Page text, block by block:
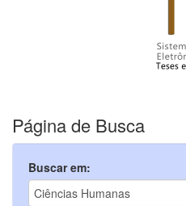
Página de Busca
Buscar em: